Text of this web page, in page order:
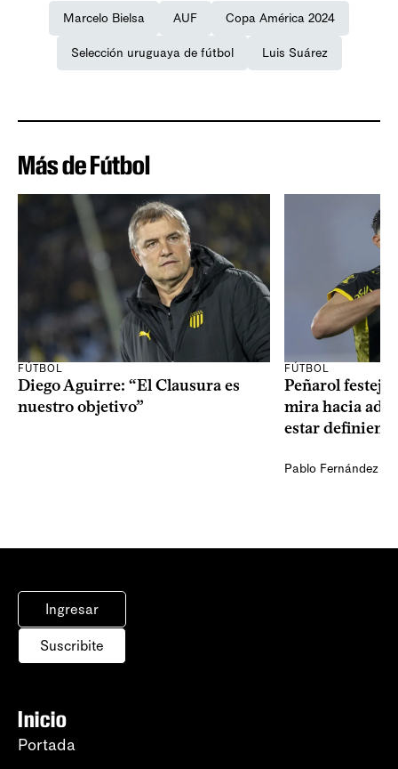
Marcelo Bielsa AUF Copa América 2024
Selección uruguaya de fútbol Luis Suárez
Más de Fútbol
FÚTBOL
Diego Aguirre: “El Clausura es
nuestro objetivo”
FÚTBOL
Peñarol
mira hacia
estar
Pablo Fernández
Ingresar
Suscribite
Inicio
Portada